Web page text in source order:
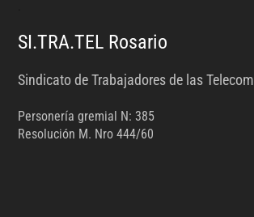
SI.TRA.TEL Rosario
Sindicato de Trabajadores de las
Personería gremial N: 385
Resolución M. Nro 444/60